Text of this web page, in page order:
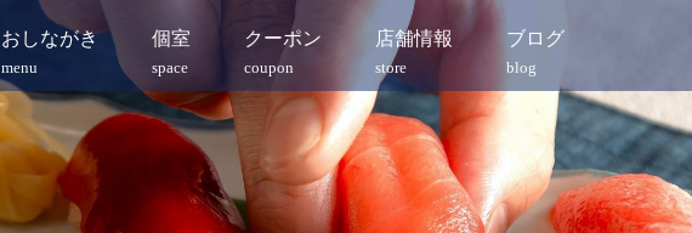
おしながき
menu
個室
space
クーポン
coupon
店舗情報
store
ブログ
blog